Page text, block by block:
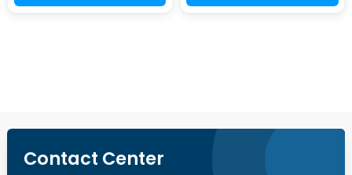
Contact Center